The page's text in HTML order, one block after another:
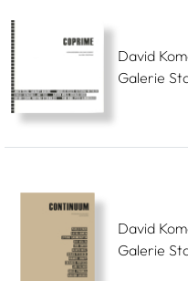
David
Galerie
David
Galerie